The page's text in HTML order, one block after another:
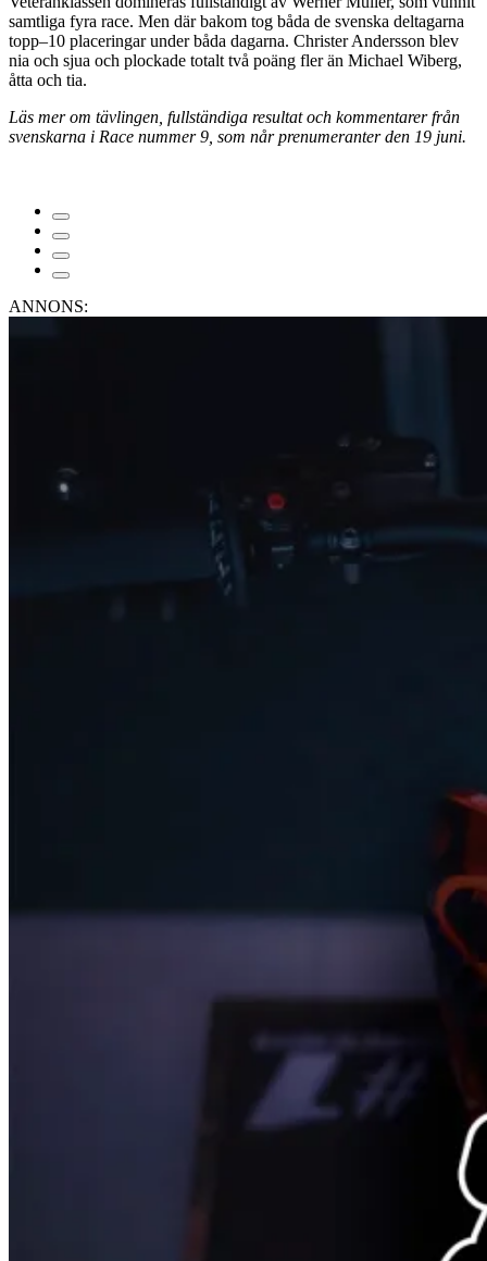
samtliga fyra race. Men där bakom tog båda de svenska deltagarna
topp–10 placeringar under båda dagarna. Christer Andersson blev
nia och sjua och plockade totalt två poäng fler än Michael Wiberg,
åtta och tia.
Läs mer om tävlingen, fullständiga resultat och kommentarer från
svenskarna i Race nummer 9, som når prenumeranter den 19 juni.
ANNONS: